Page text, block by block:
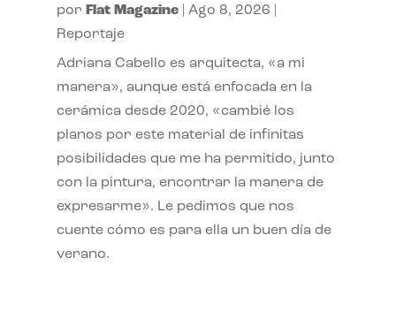
por Flat Magazine| Ago 8, 2026
Reportaje
Adriana Cabello es arquitecta, «a mi
manera», aunque está enfocada en la
cerámica desde 2020, «cambié los
planos por este material de infinitas
posibilidades que me ha permitido, junto
con la pintura, encontrar la manera de
expresarme». Le pedimos que nos
cuente cómo es para ella un buen día de
verano.